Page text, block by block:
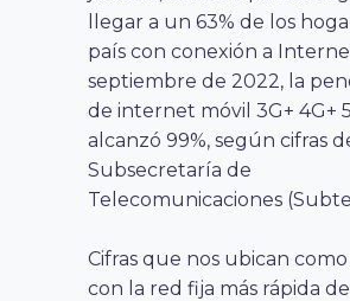
llegar a un 63% de los
país con conexión a
septiembre de 2022, la
de internet móvil 3G+ 4G+
alcanzó 99%, según cifras
Subsecretaría de
Telecomunicaciones
Cifras que nos ubican
con la red fija más rápida de